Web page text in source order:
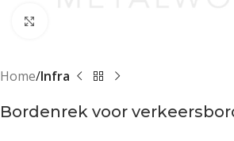
Home Infra
Bordenrek voor